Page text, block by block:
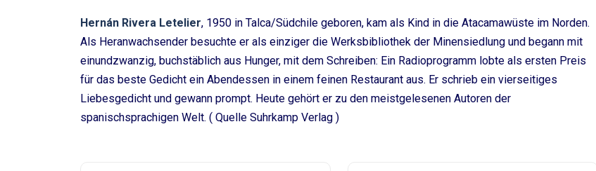
Hernán Rivera Letelier, 1950 in Talca/Südchile geboren, kam als Kind in die Atacamawüste im Norden.
Als Heranwachsender besuchte er als einziger die Werksbibliothek der Minensiedlung und begann mit
einundzwanzig, buchstäblich aus Hunger, mit dem Schreiben: Ein Radioprogramm lobte als ersten Preis
für das beste Gedicht ein Abendessen in einem feinen Restaurant aus. Er schrieb ein vierseitiges
Liebesgedicht und gewann prompt. Heute gehört er zu den meistgelesenen Autoren der
spanischsprachigen Welt. ( Quelle Suhrkamp Verlag )